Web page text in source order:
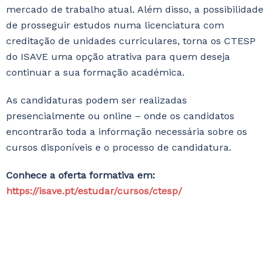
mercado de trabalho atual. Além disso, a possibilidade
de prosseguir estudos numa licenciatura com
creditação de unidades curriculares, torna os CTESP
do ISAVE uma opção atrativa para quem deseja
continuar a sua formação académica.
As candidaturas podem ser realizadas
presencialmente ou online – onde os candidatos
encontrarão toda a informação necessária sobre os
cursos disponíveis e o processo de candidatura.
Conhece a oferta formativa em:
https://isave.pt/estudar/cursos/ctesp/